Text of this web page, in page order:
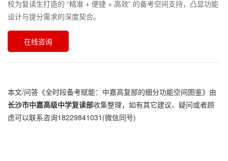
校为复读生打造的 “精准 + 便捷 + 高效” 的备考空间支持，凸显功能
设计与提分需求的深度契合。​
在线咨询
本文/问答《全时段备考赋能：中嘉高复部的细分功能空间图鉴​》由
长沙市中嘉高级中学复读部收集整理，如有其它建议、疑问或者顾
虑可以联系咨询18229841031(微信同号)